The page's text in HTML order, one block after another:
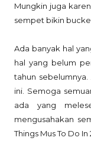
Mungkin juga
sempet bikin
Ada banyak hal
hal yang belum
tahun
ini. Semoga
ada yang
mengusahakan
Things Mus To Do In